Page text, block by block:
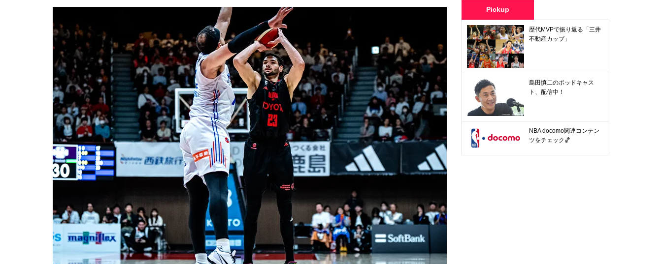
Pickup
歴代MVPで振り返る「三井
不動産カップ」
島田慎二のポッドキャス
ト、配信中！
NBA docomo関連コンテン
ツをチェック🏀